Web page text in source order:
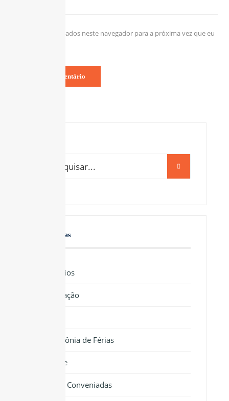
Salvar meus dados neste navegador para a próxima vez que eu
Categorias
Benefícios
Educação
Colônia de Férias
Saúde
Clínicas Conveniadas